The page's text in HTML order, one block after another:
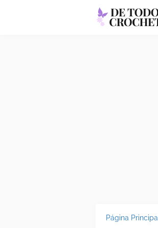
Página Principal